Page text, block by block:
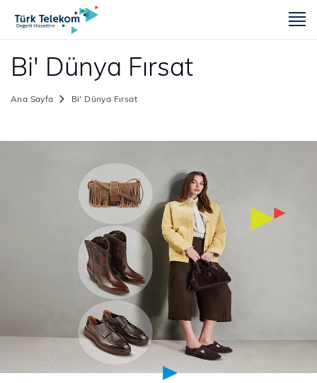
Bi' Dünya Fırsat
Ana Sayfa Bi' Dünya Fırsat